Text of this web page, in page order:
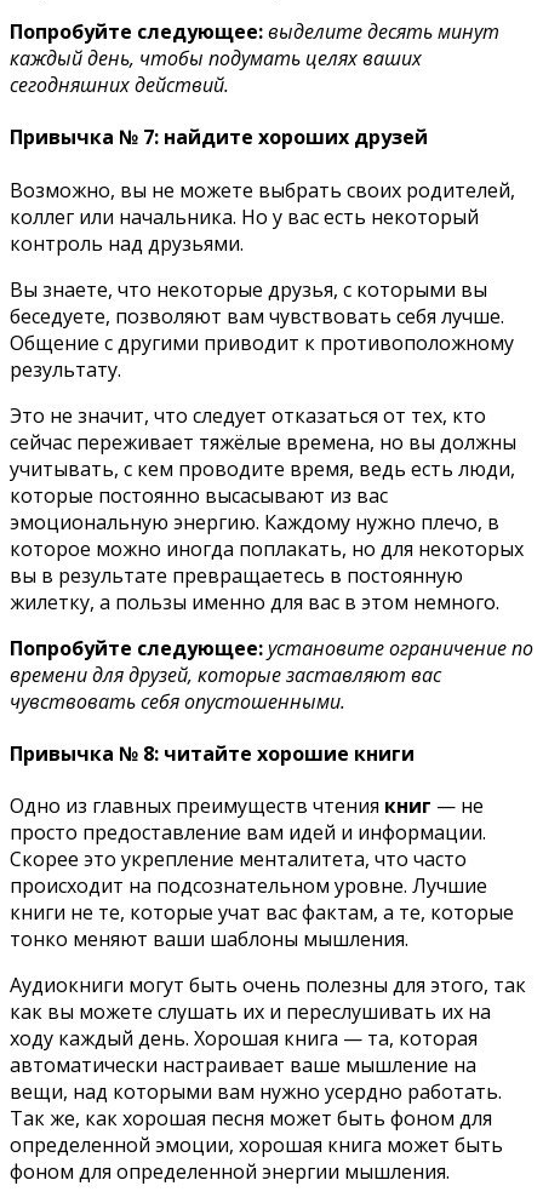
Попробуйте следующее:выделите десять минут
каждый день, чтобы подумать целях ваших
сегодняшних действий.
Привычка № 7: найдите хороших друзей
Возможно, вы не можете выбрать своих родителей,
коллег или начальника. Но у вас есть некоторый
контроль над друзьями.
Вы знаете, что некоторые друзья, с которыми вы
беседуете, позволяют вам чувствовать себя лучше.
Общение с другими приводит к противоположному
результату.
Это не значит, что следует отказаться от тех, кто
сейчас переживает тяжёлые времена, но вы должны
учитывать, с кем проводите время, ведь есть люди,
которые постоянно высасывают из вас
эмоциональную энергию. Каждому нужно плечо, в
которое можно иногда поплакать, но для некоторых
вы в результате превращаетесь в постоянную
жилетку, а пользы именно для вас в этом немного.
Попробуйте следующее:установите ограничение по
времени для друзей, которые заставляют вас
чувствовать себя опустошенными.
Привычка № 8: читайте хорошие книги
Одно из главных преимуществ чтения книг — не
просто предоставление вам идей и информации.
Скорее это укрепление менталитета, что часто
происходит на подсознательном уровне. Лучшие
книги не те, которые учат вас фактам, а те, которые
тонко меняют ваши шаблоны мышления.
Аудиокниги могут быть очень полезны для этого, так
как вы можете слушать их и переслушивать их на
ходу каждый день. Хорошая книга — та, которая
автоматически настраивает ваше мышление на
вещи, над которыми вам нужно усердно работать.
Так же, как хорошая песня может быть фоном для
определенной эмоции, хорошая книга может быть
фоном для определенной энергии мышления.